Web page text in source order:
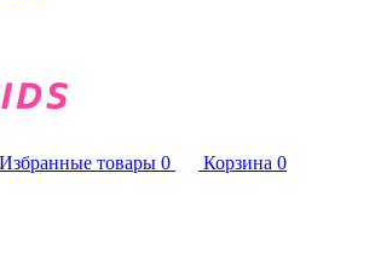
Избранные товары 0 Корзина 0